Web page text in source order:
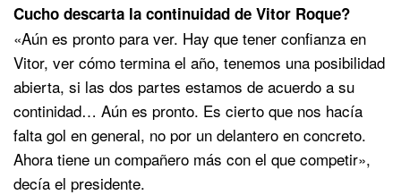
Cucho descarta la continuidad de Vitor Roque?
«Aún es pronto para ver. Hay que tener confianza en
Vitor, ver cómo termina el año, tenemos una posibilidad
abierta, si las dos partes estamos de acuerdo a su
continidad… Aún es pronto. Es cierto que nos hacía
falta gol en general, no por un delantero en concreto.
Ahora tiene un compañero más con el que competir»,
decía el presidente.